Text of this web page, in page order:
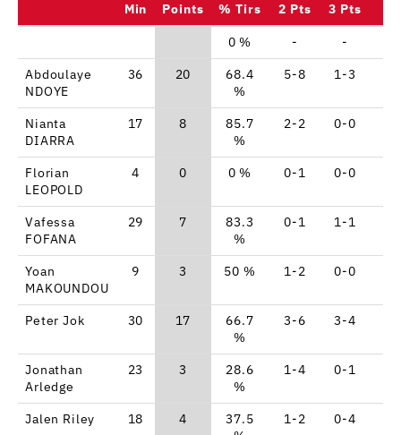
Min
Points % Tirs 2 Pts 3 Pts
0 % - -
Abdoulaye
NDOYE
36 20
68.4
%
5-8 1-3
Nianta
DIARRA
17 8
85.7
%
2-2 0-0
Florian
LEOPOLD
4 0 0 % 0-1 0-0
Vafessa
FOFANA
29 7
83.3
%
0-1 1-1
Yoan
MAKOUNDOU
9 3 50 % 1-2 0-0
Peter Jok 30 17
66.7
%
3-6 3-4
Jonathan
Arledge
23 3
28.6
%
1-4 0-1
Jalen Riley 18 4
37.5
1-2 0-4